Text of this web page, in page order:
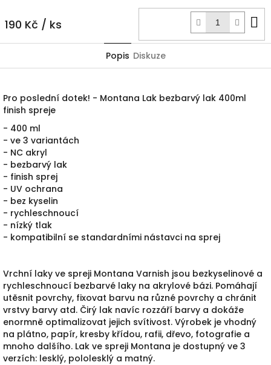
190 Kč / ks
Popis Diskuze
Pro poslední dotek! - Montana Lak bezbarvý lak 400ml
finish spreje
- 400 ml
- ve 3 variantách
- NC akryl
- bezbarvý lak
- finish sprej
- UV ochrana
- bez kyselin
- rychleschnoucí
- nízký tlak
- kompatibilní se standardními nástavci na sprej
Vrchní laky ve spreji Montana Varnish jsou bezkyselinové a
rychleschnoucí bezbarvé laky na akrylové bázi. Pomáhají
utěsnit povrchy, fixovat barvu na různé povrchy a chránit
vrstvy barvy atd. Čirý lak navíc rozzáří barvy a dokáže
enormně optimalizovat jejich svítivost. Výrobek je vhodný
na plátno, papír, kresby křídou, rafii, dřevo, fotografie a
mnoho dalšího. Lak ve spreji Montana je dostupný ve 3
verzích: lesklý, pololesklý a matný.